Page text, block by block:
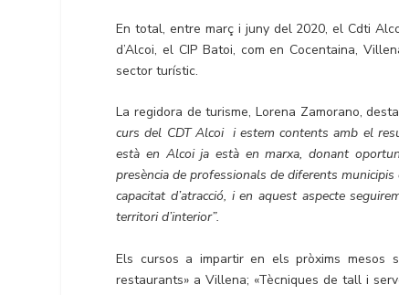
En total, entre març i juny del 2020, el Cdti
d’Alcoi, el CIP Batoi, com en Cocentaina,
sector turístic.
La regidora de turisme, Lorena Zamorano,
curs del CDT Alcoi i estem contents amb el
està en Alcoi ja està en marxa, donant
presència de professionals de diferents
capacitat d’atracció, i en aquest aspecte
territori d’interior”.
Els cursos a impartir en els pròxims mesos
restaurants» a Villena; «Tècniques de tall i